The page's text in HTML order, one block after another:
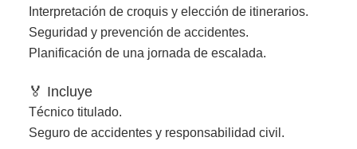
Interpretación de croquis y elección de itinerarios.
Seguridad y prevención de accidentes.
Planificación de una jornada de escalada.
🏅 Incluye
Técnico titulado.
Seguro de accidentes y responsabilidad civil.